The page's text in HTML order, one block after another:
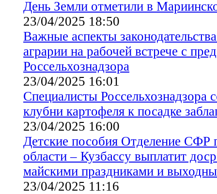
День Земли отметили в
23/04/2025 18:50
Важные аспекты
аграрии на рабочей встрече с
Россельхознадзора
23/04/2025 16:01
Специалисты Россельхознадзора
клубни картофеля к посадке
23/04/2025 16:00
Детские пособия Отделение СФР
области – Кузбассу выплатит
майскими праздниками и
23/04/2025 11:16